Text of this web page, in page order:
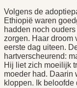
Volgens de
Ethiopië waren
hadden noch
zorgen. Haar droom
eerste dag uiteen.
hartverscheurend:
Hij liet zich moeilijk
moeder had. Daarin
kloppen. Ik beloofde